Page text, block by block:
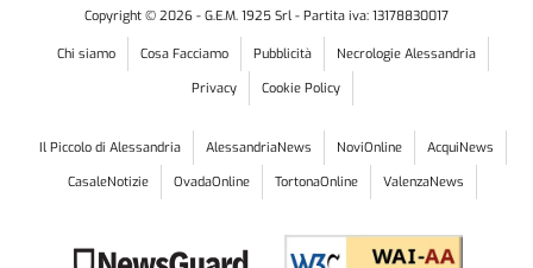
Copyright © 2026 - G.E.M. 1925 Srl - Partita iva: 13178830017
Chi siamo Cosa Facciamo Pubblicità
Necrologie Alessandria
Privacy
Cookie Policy
Il Piccolo di Alessandria AlessandriaNews NoviOnline
AcquiNews
CasaleNotizie
OvadaOnline TortonaOnline ValenzaNews